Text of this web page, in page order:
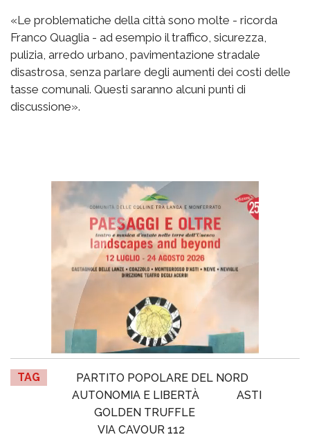
«Le problematiche della città sono molte - ricorda
Franco Quaglia - ad esempio il traffico, sicurezza,
pulizia, arredo urbano, pavimentazione stradale
disastrosa, senza parlare degli aumenti dei costi delle
tasse comunali. Questi saranno alcuni punti di
discussione».
TAG
PARTITO POPOLARE DEL NORD
AUTONOMIA E LIBERTÀ
ASTI
GOLDEN TRUFFLE
VIA CAVOUR 112